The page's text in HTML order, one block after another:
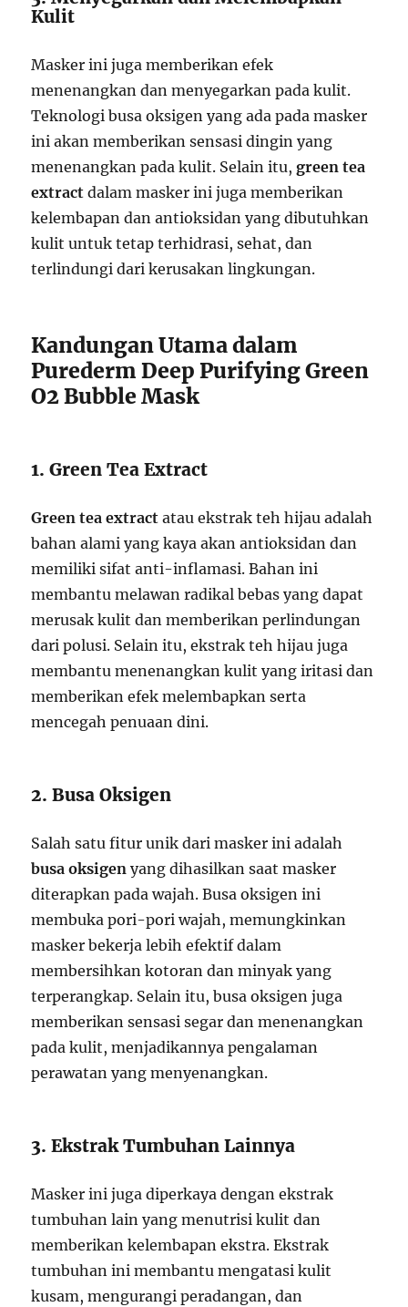
Kulit
Masker ini juga memberikan efek
menenangkan dan menyegarkan pada kulit.
Teknologi busa oksigen yang ada pada masker
ini akan memberikan sensasi dingin yang
menenangkan pada kulit. Selain itu,green tea
extract dalam masker ini juga memberikan
kelembapan dan antioksidan yang dibutuhkan
kulit untuk tetap terhidrasi, sehat, dan
terlindungi dari kerusakan lingkungan.
Kandungan Utama dalam
Purederm Deep Purifying Green
O2 Bubble Mask
1. Green Tea Extract
Green tea extract atau ekstrak teh hijau adalah
bahan alami yang kaya akan antioksidan dan
memiliki sifat anti-inflamasi. Bahan ini
membantu melawan radikal bebas yang dapat
merusak kulit dan memberikan perlindungan
dari polusi. Selain itu, ekstrak teh hijau juga
membantu menenangkan kulit yang iritasi dan
memberikan efek melembapkan serta
mencegah penuaan dini.
2. Busa Oksigen
Salah satu fitur unik dari masker ini adalah
busa oksigen yang dihasilkan saat masker
diterapkan pada wajah. Busa oksigen ini
membuka pori-pori wajah, memungkinkan
masker bekerja lebih efektif dalam
membersihkan kotoran dan minyak yang
terperangkap. Selain itu, busa oksigen juga
memberikan sensasi segar dan menenangkan
pada kulit, menjadikannya pengalaman
perawatan yang menyenangkan.
3. Ekstrak Tumbuhan Lainnya
Masker ini juga diperkaya dengan ekstrak
tumbuhan lain yang menutrisi kulit dan
memberikan kelembapan ekstra. Ekstrak
tumbuhan ini membantu mengatasi kulit
kusam, mengurangi peradangan, dan